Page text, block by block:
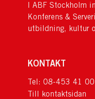
I ABF Stockholm
Konferens &
utbildning, kultur
KONTAKT
Tel: 08-453 41 00
Till kontaktsidan